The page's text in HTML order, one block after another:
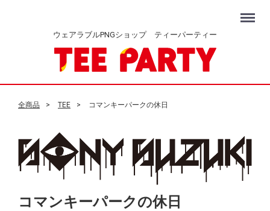
ウェアラブルPNGショップ ティーパーティー
Menu
全商品 TEE コマンキーパークの休日
コマンキーパークの休日